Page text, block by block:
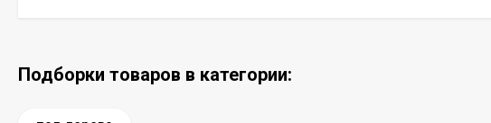
Подборки товаров в категории: